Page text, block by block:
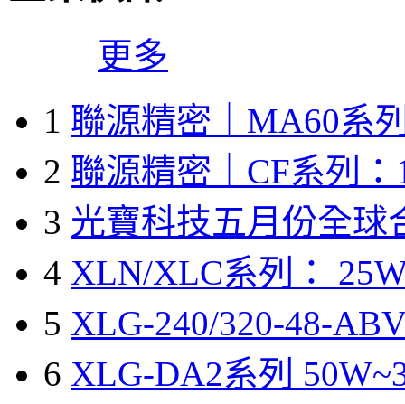
更多
1 聯源精密｜MA60系
2 聯源精密｜CF系列：
3 光寶科技五月份全球
4 XLN/XLC系列：
5 XLG-240/320-48-
6 XLG-DA2系列